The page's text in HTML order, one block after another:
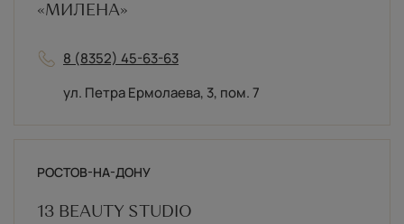
«МИЛЕНА»
8 (8352) 45-63-63
ул. Петра Ермолаева, 3, пом. 7
РОСТОВ-НА-ДОНУ
13 BEAUTY STUDIO